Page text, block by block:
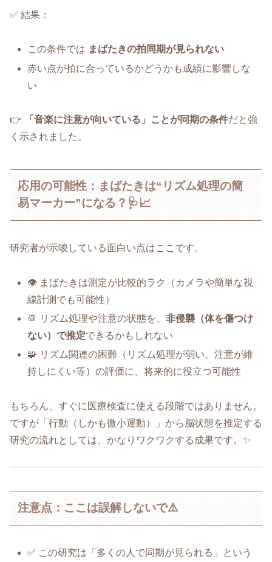
✅ 結果：
この条件では まばたきの拍同期が見られない
赤い点が拍に合っているかどうかも成績に影響しな
い
👉 「音楽に注意が向いている」ことが同期の条件だと強
く示されました。
応用の可能性：まばたきは“リズム処理の簡
易マーカー”になる？🩺📈
研究者が示唆している面白い点はここです。
👁️ まばたきは測定が比較的ラク（カメラや簡単な視
線計測でも可能性）
🥁 リズム処理や注意の状態を、非侵襲（体を傷つけ
ない）で推定できるかもしれない
🧩 リズム関連の困難（リズム処理が弱い、注意が維
持しにくい等）の評価に、将来的に役立つ可能性
もちろん、すぐに医療検査に使える段階ではありません。
ですが「行動（しかも微小運動）」から脳状態を推定する
研究の流れとしては、かなりワクワクする成果です。✨
注意点：ここは誤解しないで⚠️
✅ この研究は「多くの人で同期が見られる」という